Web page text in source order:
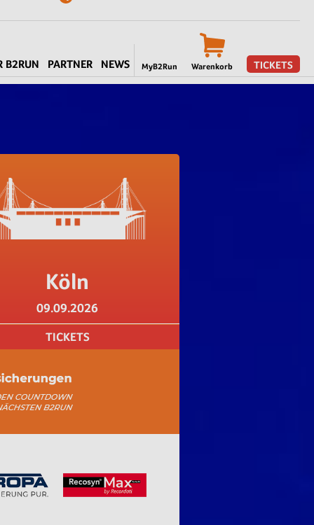
MyB2Run Warenkorb TICKETS
B2RUN PARTNER NEWS
Köln
09.09.2026
TICKETS